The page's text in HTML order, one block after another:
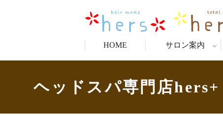
HOME サロン案内
ヘッドスパ専門店